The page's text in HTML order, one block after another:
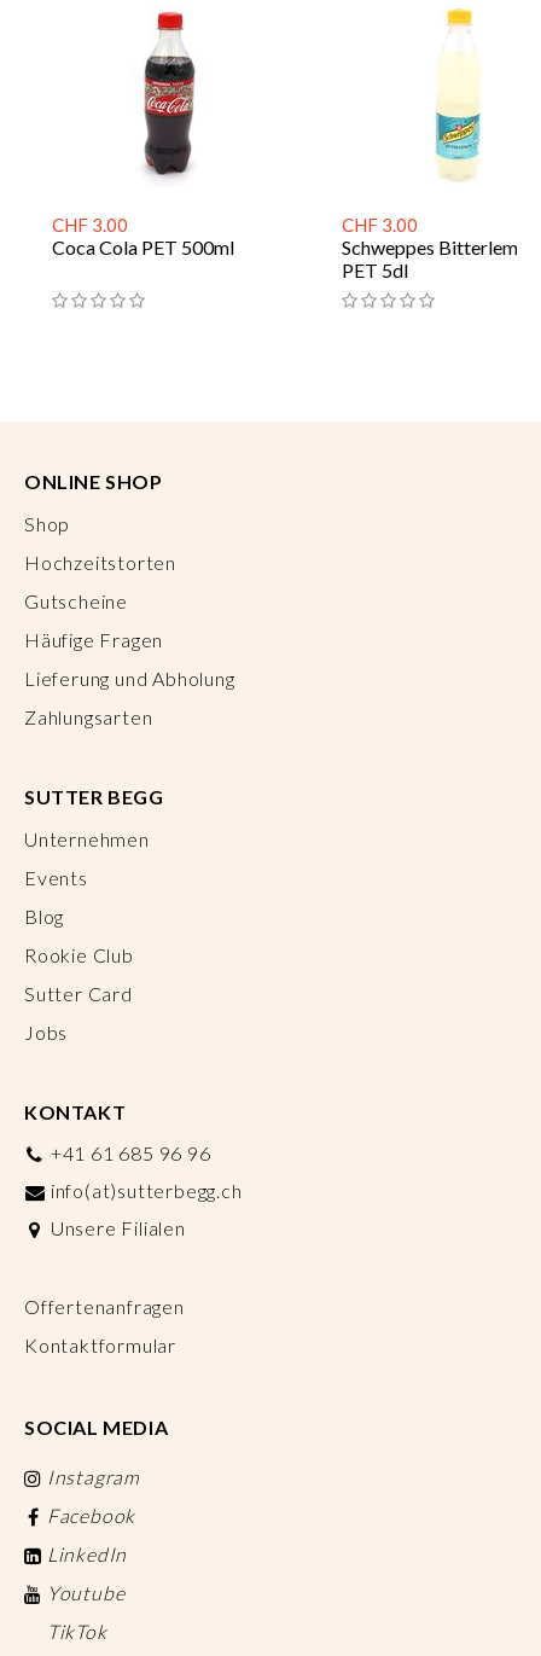
CHF 3.00
Coca Cola PET 500ml
CHF 3.00
Schweppes Bitterlemon
PET 5dl
ONLINE SHOP
Shop
Hochzeitstorten
Gutscheine
Häufige Fragen
Lieferung und Abholung
Zahlungsarten
SUTTER BEGG
Unternehmen
Events
Blog
Rookie Club
Sutter Card
Jobs
KONTAKT
+41 61 685 96 96
info(at)sutterbegg.ch
Unsere Filialen
Offertenanfragen
Kontaktformular
SOCIAL MEDIA
Instagram
Facebook
LinkedIn
Youtube
TikTok